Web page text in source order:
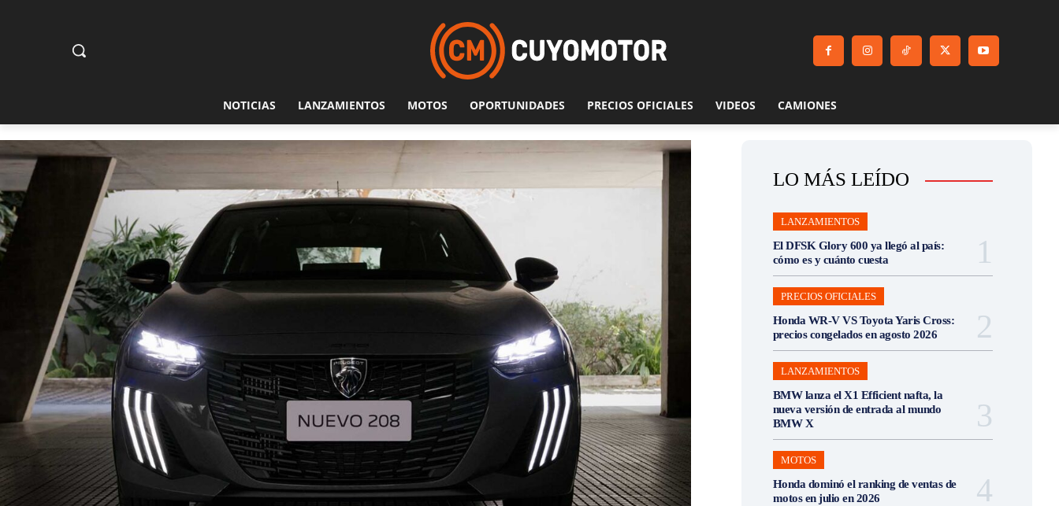
NOTICIAS LANZAMIENTOS MOTOS OPORTUNIDADES PRECIOS OFICIALES VIDEOS CAMIONES
LO MÁS LEÍDO
LANZAMIENTOS
El DFSK Glory 600 ya llegó al país:
cómo es y cuánto cuesta
PRECIOS OFICIALES
Honda WR-V VS Toyota Yaris Cross:
precios congelados en agosto 2026
LANZAMIENTOS
BMW lanza el X1 Efficient nafta, la
nueva versión de entrada al mundo
BMW X
MOTOS
Honda dominó el ranking de ventas de
motos en julio en 2026